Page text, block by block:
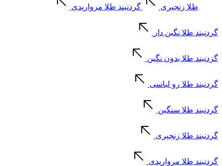
طلا زنجیری گردنبند طلا مرواریدی
گردنبند طلا نگین دار
گردنبند طلا بدون نگین
گردنبند طلا رو لباسی
گردنبند طلا سنگین
گردنبند طلا زنجیری
گردنبند طلا مرواریدی